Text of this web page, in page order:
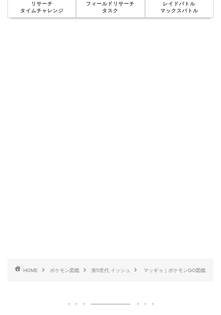
リサーチ
タイムチャレンジ
フィールドリサーチ
タスク
レイドバトル
マックスバトル
HOME ポケモン図鑑 第5世代 イッシュ マッギョ｜ポケモンGO図鑑